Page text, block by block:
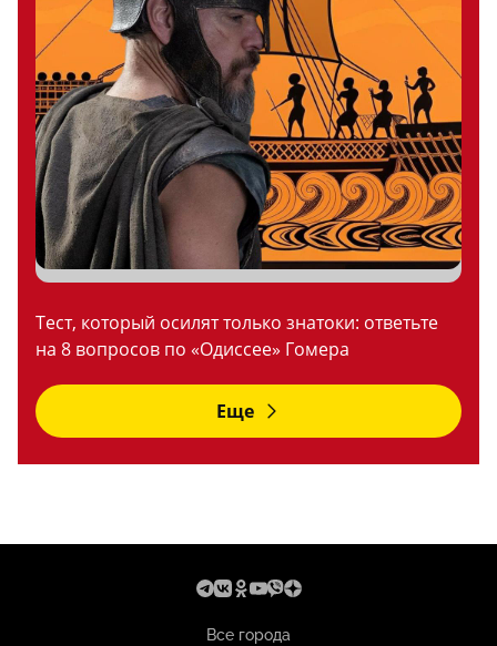
Тест, который осилят только знатоки: ответьте
на 8 вопросов по «Одиссее» Гомера
Еще
Все города